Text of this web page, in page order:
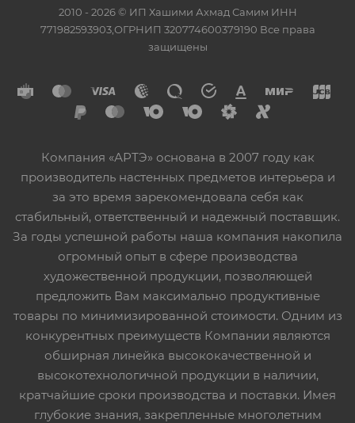
2010 - 2026 © ИП Хашими Ахмад Самим ИНН
771982593903,ОГРНИП 320774600379190 Все права
защищены
Компания «АРТЭ» основана в 2007 году как
производитель настенных предметов интерьера и
за это время зарекомендовала себя как
стабильный, ответственный и надежный поставщик.
За годы успешной работы наша компания накопила
огромный опыт в сфере производства
художественной продукции, позволяющей
предложить Вам максимально продуктивные
товары по минимизированной стоимости. Одним из
конкурентных преимуществ Компании являются
обширная линейка высококачественной и
высокотехнологичной продукции в наличии,
кратчайшие сроки производства и поставки. Имея
глубокие знания, закрепленные многолетним